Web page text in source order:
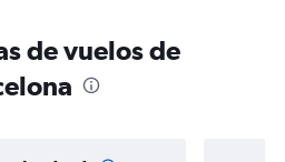
de vuelos de